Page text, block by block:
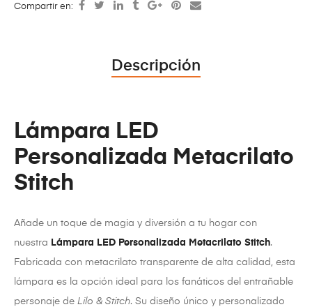
Compartir en:
Descripción
Lámpara LED
Personalizada Metacrilato
Stitch
Añade un toque de magia y diversión a tu hogar con
nuestra Lámpara LED Personalizada Metacrilato Stitch.
Fabricada con metacrilato transparente de alta calidad, esta
lámpara es la opción ideal para los fanáticos del entrañable
personaje de Lilo & Stitch. Su diseño único y personalizado